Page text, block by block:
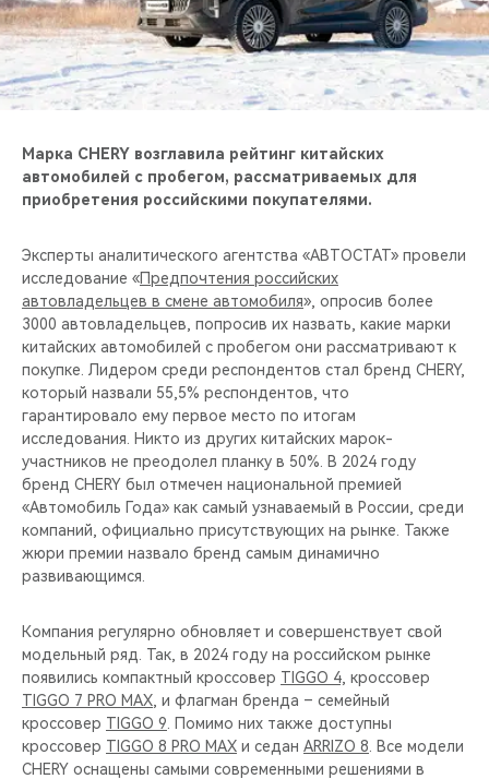
CHERY И СПОРТ
НАШИ МЕРОПРИЯТИЯ
ВИДЕООБЗОРЫ
Марка CHERY возглавила рейтинг китайских
автомобилей с пробегом, рассматриваемых для
приобретения российскими покупателями.
Эксперты аналитического агентства «АВТОСТАТ» провели
исследование «Предпочтения российских
автовладельцев в смене автомобиля», опросив более
3000 автовладельцев, попросив их назвать, какие марки
китайских автомобилей с пробегом они рассматривают к
покупке. Лидером среди респондентов стал бренд CHERY,
который назвали 55,5% респондентов, что
гарантировало ему первое место по итогам
исследования. Никто из других китайских марок-
участников не преодолел планку в 50%. В 2024 году
бренд CHERY был отмечен национальной премией
«Автомобиль Года» как самый узнаваемый в России, среди
компаний, официально присутствующих на рынке. Также
жюри премии назвало бренд самым динамично
развивающимся.
Компания регулярно обновляет и совершенствует свой
модельный ряд. Так, в 2024 году на российском рынке
появились компактный кроссовер TIGGO 4, кроссовер
TIGGO 7 PRO MAX , и флагман бренда – семейный
кроссовер TIGGO 9 . Помимо них также доступны
кроссовер TIGGO 8 PRO MAX и седан ARRIZO 8 . Все модели
CHERY оснащены самыми современными решениями в